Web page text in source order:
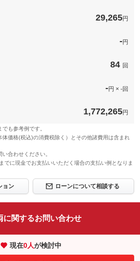
29,265円
-円
84 回
-円 × -回
1,772,265円
も参考例です。
価格(税込)の消費税除く）とその他諸費用は含まれ
合わせください。
でに現金でお支払いいただく場合の支払い例となりま
ョン ローンについて相談する
に関するお問い合わせ
現在0人が検討中